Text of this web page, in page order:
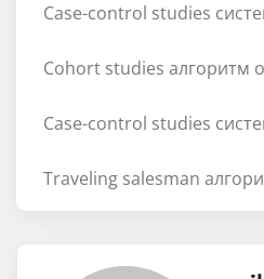
Case-control studies
Cohort studies алгоритм
Case-control studies
Traveling salesman